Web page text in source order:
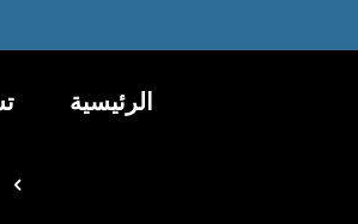
الرئيسية